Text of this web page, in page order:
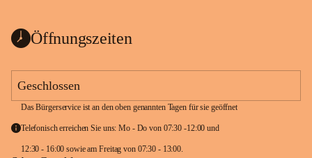
Öffnungszeiten
Geschlossen
Das Bürgerservice ist an den oben genannten Tagen für sie geöffnet
Telefonisch erreichen Sie uns: Mo - Do von 07:30 -12:00 und